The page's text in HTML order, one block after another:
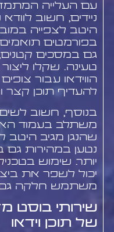
עם העלייה
ניידים, חשוב
היטב לצפייה
בפורמטים
גם במסכים קטנים,
טעינה. שקלו
הווידאו עבור
להעדיף תוכן קצר
בנוסף, חשוב לשים
משתלב בעמוד
שהנגן מגיב היטב
נטען במהירות גם
יכול לשפר את
משתמש חלקה גם
שירותי בוסט
של תוכן וידאו